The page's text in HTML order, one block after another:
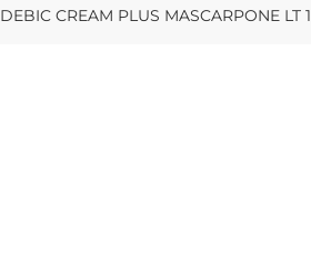
DEBIC CREAM PLUS MASCARPONE LT 1